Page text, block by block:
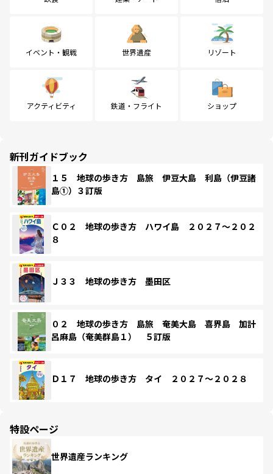
イベント・観戦 世界遺産 リゾート
アクティビティ 鉄道・フライト ショップ
新刊ガイドブック
１５ 地球の歩き方 島旅 伊豆大島 利島（伊豆諸
島①）３訂版
Ｃ０２ 地球の歩き方 ハワイ島 ２０２７～２０２
８
Ｊ３３ 地球の歩き方 墨田区
０２ 地球の歩き方 島旅 奄美大島 喜界島 加計
呂麻島（奄美群島１） ５訂版
Ｄ１７ 地球の歩き方 タイ ２０２７～２０２８
特設ページ
世界遺産ランキング